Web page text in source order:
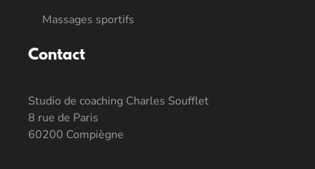
Massages sportifs
Contact
Studio de coaching Charles Soufflet
8 rue de Paris
60200 Compiègne